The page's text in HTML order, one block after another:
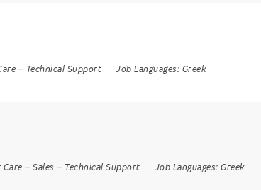
– Technical Support Job Languages: Greek
– Sales – Technical Support Job Languages: Greek